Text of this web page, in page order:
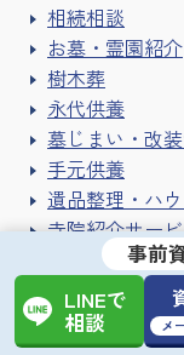
相続相談
お墓・霊園紹介
樹木葬
永代供養
墓じまい・改
手元供養
遺品整理・ハ
寺院紹介サー
さがみ典礼に
事前
LINEで
相談 メ